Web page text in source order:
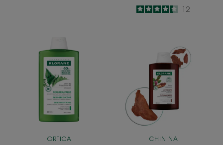
4.3
/512
Shampoo
purificante
ed
equilibrante
ORTICA
Fortificante
&
Stimolante
alla
Chinina
CHININA